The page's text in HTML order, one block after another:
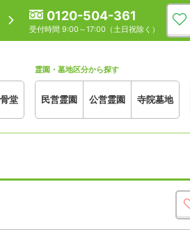
0120-504-361
受付時間 9:00～17:00（土日祝除く）
堂
霊園・墓地区分から探す
民営霊園 公営霊園 寺院墓地